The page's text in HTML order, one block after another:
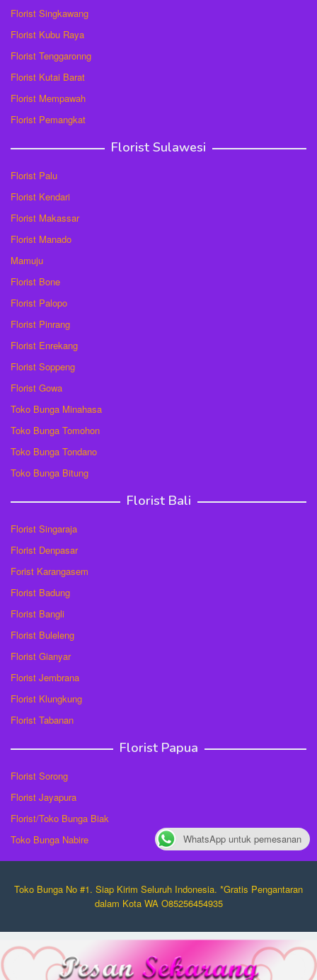
Florist Singkawang
Florist Kubu Raya
Florist Tenggaronng
Florist Kutai Barat
Florist Mempawah
Florist Pemangkat
Florist Sulawesi
Florist Palu
Florist Kendari
Florist Makassar
Florist Manado
Mamuju
Florist Bone
Florist Palopo
Florist Pinrang
Florist Enrekang
Florist Soppeng
Florist Gowa
Toko Bunga Minahasa
Toko Bunga Tomohon
Toko Bunga Tondano
Toko Bunga Bitung
Florist Bali
Florist Singaraja
Florist Denpasar
Forist Karangasem
Florist Badung
Florist Bangli
Florist Buleleng
Florist Gianyar
Florist Jembrana
Florist Klungkung
Florist Tabanan
Florist Papua
Florist Sorong
Florist Jayapura
Florist/Toko Bunga Biak
Toko Bunga Nabire
Toko Bunga No #1. Siap Kirim Seluruh Indonesia. *Gratis Pengantaran
dalam Kota WA O85256454935
WhatsApp untuk pemesanan